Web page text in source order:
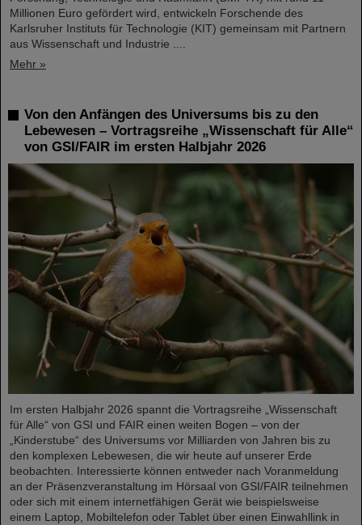
Millionen Euro gefördert wird, entwickeln Forschende des
Karlsruher Instituts für Technologie (KIT) gemeinsam mit Partnern
aus Wissenschaft und Industrie ....
Mehr »
Von den Anfängen des Universums bis zu den
Lebewesen – Vortragsreihe „Wissenschaft für Alle“
von GSI/FAIR im ersten Halbjahr 2026
Im ersten Halbjahr 2026 spannt die Vortragsreihe „Wissenschaft
für Alle“ von GSI und FAIR einen weiten Bogen – von der
„Kinderstube“ des Universums vor Milliarden von Jahren bis zu
den komplexen Lebewesen, die wir heute auf unserer Erde
beobachten. Interessierte können entweder nach Voranmeldung
an der Präsenzveranstaltung im Hörsaal von GSI/FAIR teilnehmen
oder sich mit einem internetfähigen Gerät wie beispielsweise
einem Laptop, Mobiltelefon oder Tablet über einen Einwahllink in